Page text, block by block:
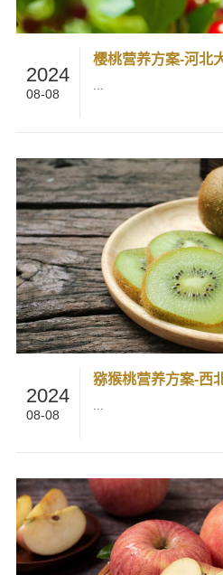
2024
08-08
樱桃营养方案-河北
2024
08-08
猕猴桃营养方案-西
...